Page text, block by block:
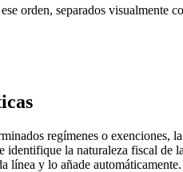
orden, separados visualmente
regímenes o exenciones,
la naturaleza fiscal de
línea y lo añade